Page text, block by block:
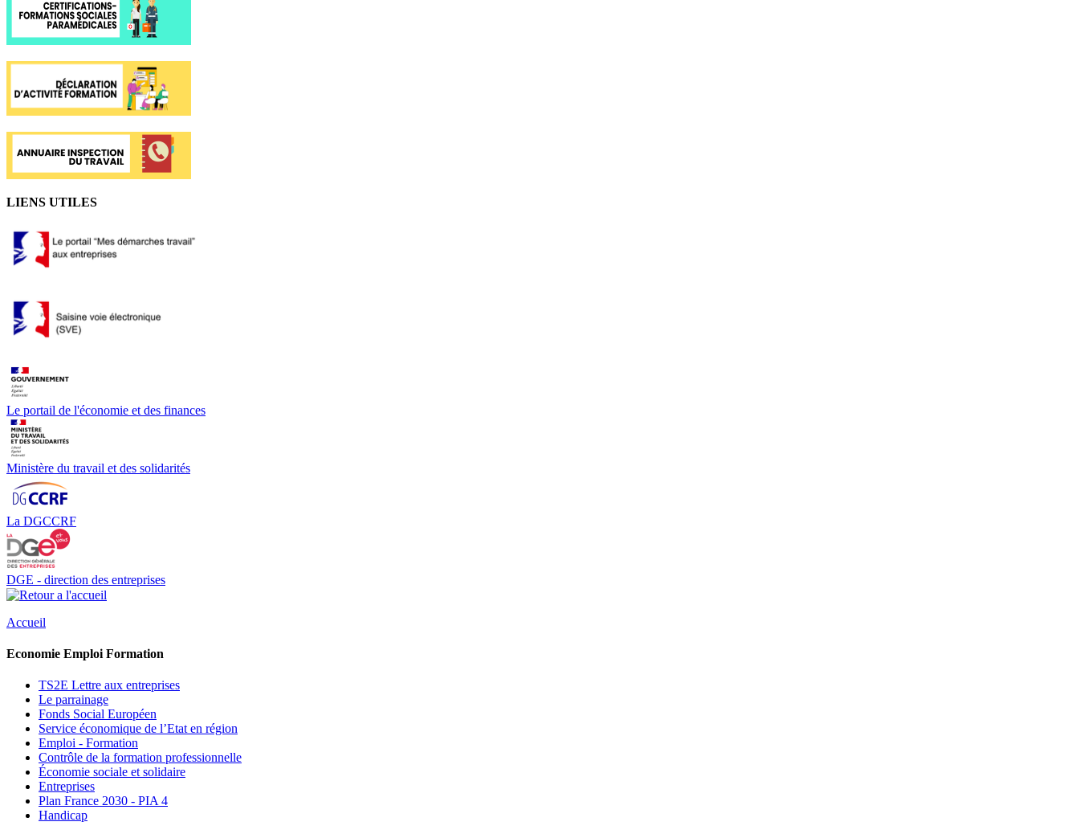
LIENS UTILES
Le portail de l'économie et des finances
Ministère du travail et des solidarités
La DGCCRF
DGE - direction des entreprises
Accueil
Economie Emploi Formation
TS2E Lettre aux entreprises
Le parrainage
Fonds Social Européen
Service économique de l’Etat en région
Emploi - Formation
Contrôle de la formation professionnelle
Économie sociale et solidaire
Entreprises
Plan France 2030 - PIA 4
Handicap